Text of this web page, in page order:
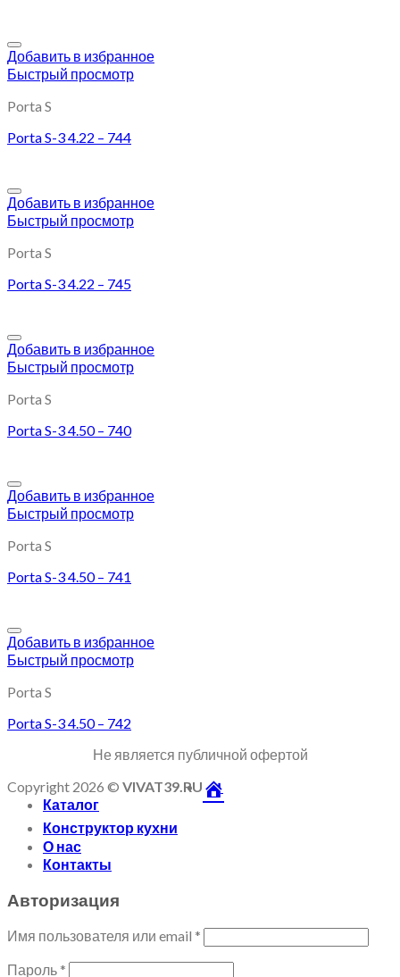
Добавить в избранное
Быстрый просмотр
Porta S
Porta S-3 4.22 – 744
Добавить в избранное
Быстрый просмотр
Porta S
Porta S-3 4.22 – 745
Добавить в избранное
Быстрый просмотр
Porta S
Porta S-3 4.50 – 740
Добавить в избранное
Быстрый просмотр
Porta S
Porta S-3 4.50 – 741
Добавить в избранное
Быстрый просмотр
Porta S
Porta S-3 4.50 – 742
Не является публичной офертой
Copyright 2026 © VIVAT39.RU
Каталог
Конструктор кухни
О нас
Контакты
Авторизация
Имя пользователя или email *
Пароль *